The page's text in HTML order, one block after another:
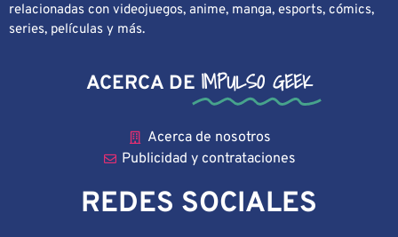
relacionadas con videojuegos, anime, manga, esports, cómics,
series, películas y más.
ACERCA DE IMPULSO GEEK
Acerca de nosotros
Publicidad y contrataciones
REDES SOCIALES